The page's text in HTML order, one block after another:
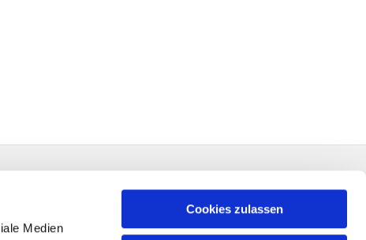
Medien
Cookies zulassen